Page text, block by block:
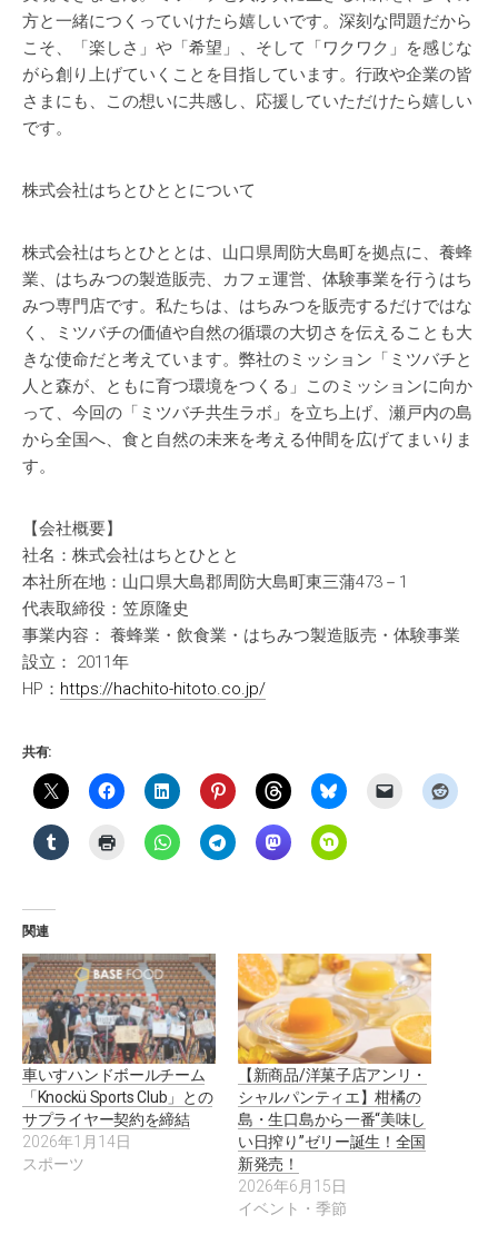
方と一緒につくっていけたら嬉しいです。深刻な問題だから
こそ、「楽しさ」や「希望」、そして「ワクワク」を感じな
がら創り上げていくことを目指しています。行政や企業の皆
さまにも、この想いに共感し、応援していただけたら嬉しい
です。
株式会社はちとひととについて
株式会社はちとひととは、山口県周防大島町を拠点に、養蜂
業、はちみつの製造販売、カフェ運営、体験事業を行うはち
みつ専門店です。私たちは、はちみつを販売するだけではな
く、ミツバチの価値や自然の循環の大切さを伝えることも大
きな使命だと考えています。弊社のミッション「ミツバチと
人と森が、ともに育つ環境をつくる」このミッションに向か
って、今回の「ミツバチ共生ラボ」を立ち上げ、瀬戸内の島
から全国へ、食と自然の未来を考える仲間を広げてまいりま
す。
【会社概要】
社名：株式会社はちとひとと
本社所在地：山口県大島郡周防大島町東三蒲473－1
代表取締役：笠原隆史
事業内容： 養蜂業・飲食業・はちみつ製造販売・体験事業
設立： 2011年
HP： https://hachito-hitoto.co.jp/
共有:
関連
車いすハンドボールチーム
「Knockü Sports Club」との
サプライヤー契約を締結
2026年1月14日
スポーツ
【新商品/洋菓子店アンリ・
シャルパンティエ】柑橘の
島・生口島から一番“美味し
い日搾り”ゼリー誕生！全国
新発売！
2026年6月15日
イベント・季節